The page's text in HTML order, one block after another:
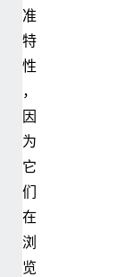
准
特
性
，
因
为
它
们
在
浏
览